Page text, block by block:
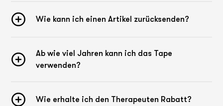
Wie kann ich einen Artikel zurücksenden?
Ab wie viel Jahren kann ich das Tape
verwenden?
Wie erhalte ich den Therapeuten Rabatt?